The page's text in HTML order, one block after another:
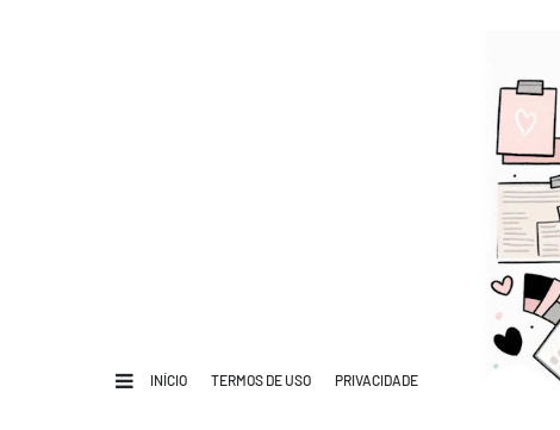
INÍCIO TERMOS DE USO PRIVACIDADE